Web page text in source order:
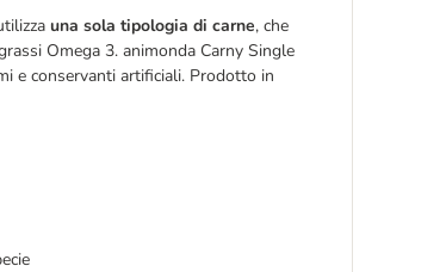
una sola tipologia di carne, che
Omega 3. animonda Carny Single
e conservanti artificiali. Prodotto in